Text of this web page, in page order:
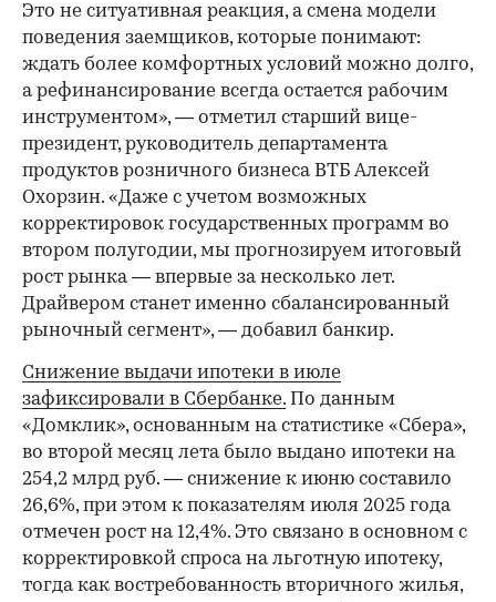
Это не ситуативная реакция, а смена модели
поведения заемщиков, которые понимают:
ждать более комфортных условий можно долго,
а рефинансирование всегда остается рабочим
инструментом», — отметил старший вице-
президент, руководитель департамента
продуктов розничного бизнеса ВТБ Алексей
Охорзин. «Даже с учетом возможных
корректировок государственных программ во
втором полугодии, мы прогнозируем итоговый
рост рынка — впервые за несколько лет.
Драйвером станет именно сбалансированный
рыночный сегмент», — добавил банкир.
Снижение выдачи ипотеки в июле
зафиксировали в Сбербанке. По данным
«Домклик», основанным на статистике «Сбера»,
во второй месяц лета было выдано ипотеки на
254,2 млрд руб. — снижение к июню составило
26,6%, при этом к показателям июля 2025 года
отмечен рост на 12,4%. Это связано в основном с
корректировкой спроса на льготную ипотеку,
тогда как востребованность вторичного жилья,